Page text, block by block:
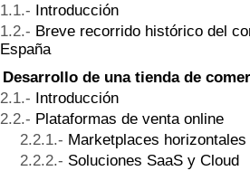
Introducción
Breve recorrido histórico del
España
Desarrollo de una tienda de
Introducción
Plataformas de venta online
Marketplaces
Soluciones SaaS y Cloud